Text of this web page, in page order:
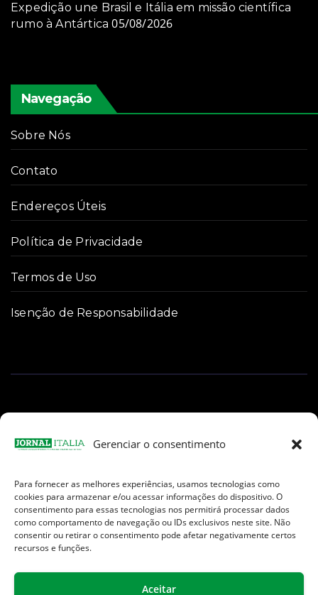
Gerenciar o consentimento
Para fornecer as melhores experiências, usamos tecnologias como
cookies para armazenar e/ou acessar informações do dispositivo. O
consentimento para essas tecnologias nos permitirá processar dados
como comportamento de navegação ou IDs exclusivos neste site. Não
consentir ou retirar o consentimento pode afetar negativamente certos
recursos e funções.
Aceitar
Expedição une Brasil e Itália em missão científica
rumo à Antártica 05/08/2026
Navegação
Sobre Nós
Contato
Endereços Úteis
Política de Privacidade
Termos de Uso
Isenção de Responsabilidade
Facebook
Instagram
TikTokYoutube
E-
mail